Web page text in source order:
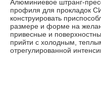
Алюминиевое штранг-
профиля для прокладок
конструировать
размере и форме на
привесные и
прийти с холодным,
отрегулированной